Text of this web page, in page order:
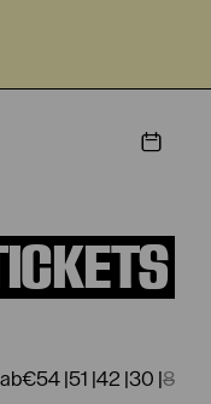
€54 51 42 30 8